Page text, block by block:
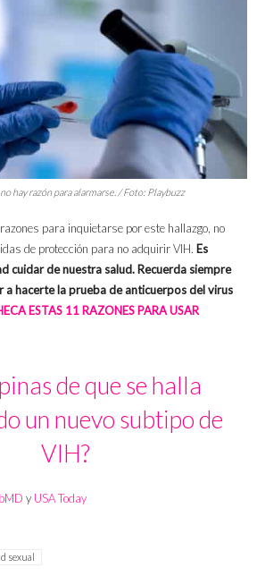
hay razón para alarmarse. / Foto: Playbuzz
para inquietarse por este hallazgo, no
de protección para no adquirir VIH. Es
cuidar de nuestra salud. Recuerda siempre
a hacerte la prueba de anticuerpos del virus
ESTAS 11 RAZONES PARA USAR
de que se halla
un nuevo subtipo de
VIH?
y USA Today
sexual